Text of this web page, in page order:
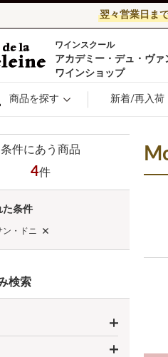
翌々営業日ま
ワイン通販ならワイ
ワインスクール
アカデミー・デュ・ヴァ
ワインショップ
商品を探す 新着/再入荷
条件にあう商品
4件
た条件
ン・ドニ
検索